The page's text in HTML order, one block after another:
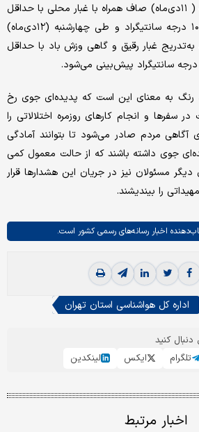
آسمان تهران فردا سه شنبه ( ‌۱۱دی‌ماه) صاف همراه با غبار محلی با حداقل
دمای ۳ و حداکثر دمای ۱۰ درجه سانتیگراد و طی ‌چهارشنبه (۱۲دی‌ماه)
غبار رقیق و گاهی وزش باد با حداقل
رنگ به معنای این است که پدیده‌ای جوی رخ
سفرها و انجام کارهای روزمره اختلالاتی را
آگاهی مردم صادر می‌شود تا بتوانند آمادگی
جوی داشته باشند که از حالت معمول کمی
مسئولان نیز در جریان این هشدارها قرار
را بیندیشند.
اخبار رسانه‌های رسمی کشور است.
اداره کل هواشناسی استان تهران
کنید
تلگرام ایکس لینکدین
اخبار مرتبط